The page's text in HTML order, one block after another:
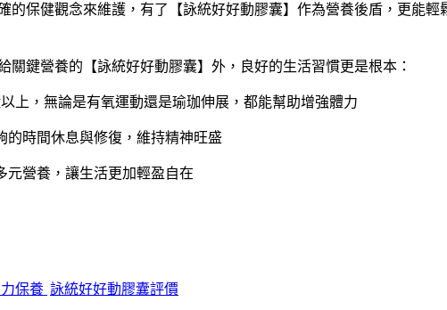
的保健觀念來維護，有了【詠統好好動膠囊】作為營養後盾，更能
鍵營養的【詠統好好動膠囊】外，良好的生活習慣更是根本：
上，無論是有氧運動還是瑜珈伸展，都能幫助增強體力
的時間休息與修復，維持精神旺盛
元營養，讓生活更加輕盈自在
保養 詠統好好動膠囊評價